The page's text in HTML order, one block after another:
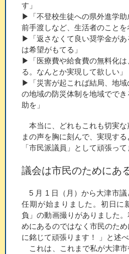
す」
▶「不登校生徒への県外進学
前手渡しなど、生活者のことを
▶「返さなくて良い奨学金があ
は希望がもてる」
▶「医療費や給食費の無料化は
る。なんとか実現して欲しい」
▶「災害が起これば結局、地域
の地域の防災体制を地域でで
助を」
本当に、どれもこれも切実な
まの声を胸に刻んで、実現す
「市民派議員」として頑張って
議会は市民のためにあ
5 月 1 日（月）から大津市議
任期が始まりました。初日に
負」の動画撮りがありました
めにあるのではなく市民のた
に銘じて頑張ります！ 」と述べ
これは、これまで私が大津